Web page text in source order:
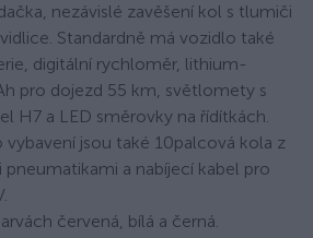
nezávislé zavěšení kol s tlumiči
Standardně má vozidlo také
digitální rychloměr, lithium-
pro dojezd 55 km, světlomety s
H7 a LED směrovky na řídítkách.
vybavení jsou také 10palcová kola z
a nabíjecí kabel pro
červená, bílá a černá.